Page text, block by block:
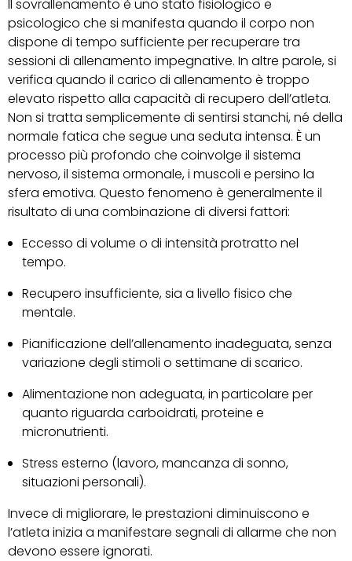
Il sovrallenamento è uno stato fisiologico e
psicologico che si manifesta quando il corpo non
dispone di tempo sufficiente per recuperare tra
sessioni di allenamento impegnative. In altre parole, si
verifica quando il carico di allenamento è troppo
elevato rispetto alla capacità di recupero dell’atleta.
Non si tratta semplicemente di sentirsi stanchi, né della
normale fatica che segue una seduta intensa. È un
processo più profondo che coinvolge il sistema
nervoso, il sistema ormonale, i muscoli e persino la
sfera emotiva. Questo fenomeno è generalmente il
risultato di una combinazione di diversi fattori:
Eccesso di volume o di intensità protratto nel
tempo.
Recupero insufficiente, sia a livello fisico che
mentale.
Pianificazione dell’allenamento inadeguata, senza
variazione degli stimoli o settimane di scarico.
Alimentazione non adeguata, in particolare per
quanto riguarda carboidrati, proteine e
micronutrienti.
Stress esterno (lavoro, mancanza di sonno,
situazioni personali).
Invece di migliorare, le prestazioni diminuiscono e
l’atleta inizia a manifestare segnali di allarme che non
devono essere ignorati.